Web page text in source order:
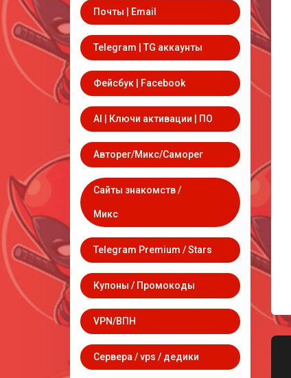
Почты | Email
Telegram | TG аккаунты
Фейсбук | Facebook
AI | Ключи активации | ПО
Авторег/Микс/Саморег
Сайты знакомств /
Микс
Telegram Premium / Stars
Купоны / Промокоды
VPN/ВПН
Сервера / vps / дедики